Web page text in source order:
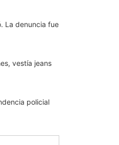
La denuncia fue
vestía jeans
policial